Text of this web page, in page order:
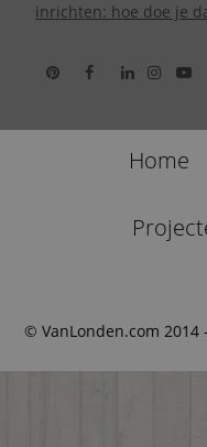
inrichten: hoe doe je
Home
© VanLonden.com 2014